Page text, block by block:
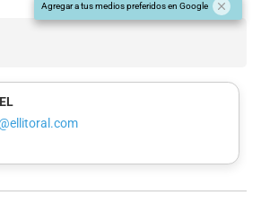
Agregar a tus medios preferidos en Google